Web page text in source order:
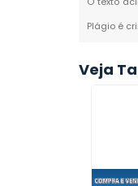
Plágio é
Veja